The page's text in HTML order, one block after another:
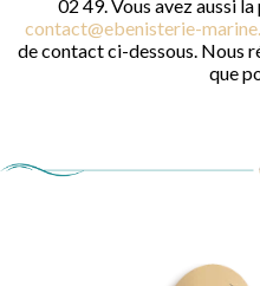
02 49. Vous avez aussi
contact@ebenisterie-
de contact ci-dessous. Nous
que